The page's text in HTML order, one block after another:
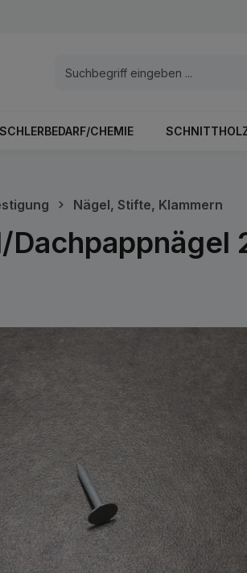
CHEMIE
Nägel, Stifte, Klammern